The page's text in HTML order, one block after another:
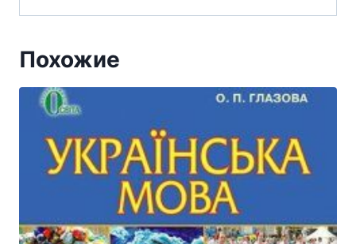
Похожие